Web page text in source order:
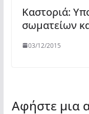
Καστοριά:
σωματείων
03/12/2015
Αφήστε μια